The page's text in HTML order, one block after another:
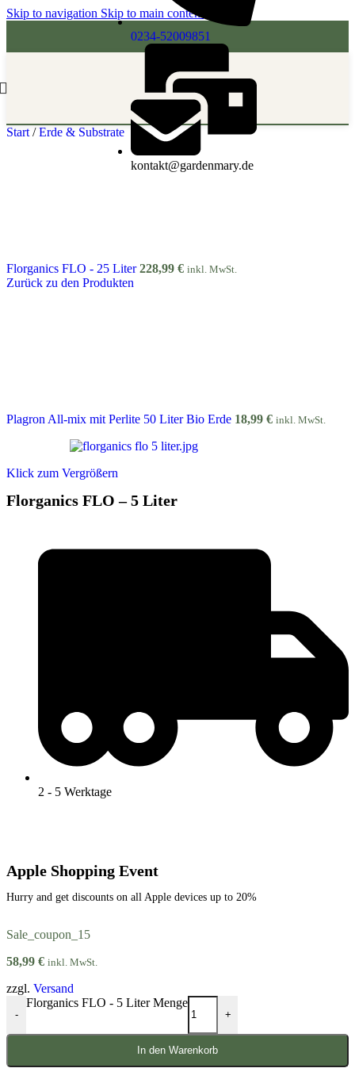
Skip to navigation Skip to main content
0234-52009851
kontakt@gardenmary.de
Start / Erde & Substrate
Florganics FLO - 25 Liter228,99 € inkl. MwSt.
Zurück zu den Produkten
Plagron All-mix mit Perlite 50 Liter Bio Erde 18,99 € inkl. MwSt.
Klick zum Vergrößern
Florganics FLO – 5 Liter
2 - 5 Werktage
Apple Shopping Event
Hurry and get discounts on all Apple devices up to 20%
Sale_coupon_15
58,99 € inkl. MwSt.
zzgl. Versand
-
Florganics FLO - 5 Liter Menge
+
In den Warenkorb